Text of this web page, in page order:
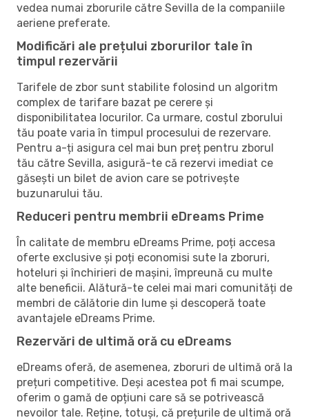
vedea numai zborurile către Sevilla de la companiile
aeriene preferate.
Modificări ale prețului zborurilor tale în
timpul rezervării
Tarifele de zbor sunt stabilite folosind un algoritm
complex de tarifare bazat pe cerere și
disponibilitatea locurilor. Ca urmare, costul zborului
tău poate varia în timpul procesului de rezervare.
Pentru a-ți asigura cel mai bun preț pentru zborul
tău către Sevilla, asigură-te că rezervi imediat ce
găsești un bilet de avion care se potrivește
buzunarului tău.
Reduceri pentru membrii eDreams Prime
În calitate de membru eDreams Prime, poți accesa
oferte exclusive și poți economisi sute la zboruri,
hoteluri și închirieri de mașini, împreună cu multe
alte beneficii. Alătură-te celei mai mari comunități de
membri de călătorie din lume și descoperă toate
avantajele eDreams Prime.
Rezervări de ultimă oră cu eDreams
eDreams oferă, de asemenea, zboruri de ultimă oră la
prețuri competitive. Deși acestea pot fi mai scumpe,
oferim o gamă de opțiuni care să se potrivească
nevoilor tale. Reține, totuși, că prețurile de ultimă oră